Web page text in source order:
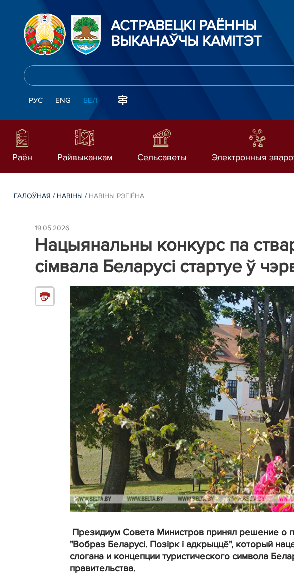
АСТРАВЕЦКІ РАЁННЫ
ВЫКАНАЎЧЫ КАМІТЭТ
РУС ENG БЕЛ
Раён Райвыканкам Сельсаветы Электронныя
ГАЛОЎНАЯ / НАВІНЫ / НАВІНЫ РЭГІЁНА
19.05.2026
Нацыянальны конкурс па
сімвала Беларусі стартуе ў
Президиум Совета Министров принял решение о
"Вобраз Беларусі. Позірк і адкрыццё", который
слогана и концепции туристического символа
правительства.